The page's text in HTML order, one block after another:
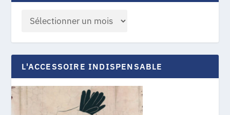
L'ACCESSOIRE INDISPENSABLE